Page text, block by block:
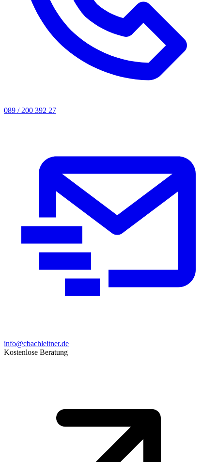
089 / 200 392 27
info@cbachleitner.de
Kostenlose Beratung